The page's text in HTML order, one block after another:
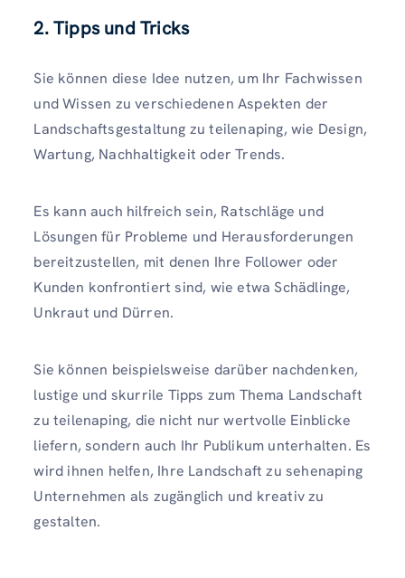
2. Tipps und Tricks
Sie können diese Idee nutzen, um Ihr Fachwissen
und Wissen zu verschiedenen Aspekten der
Landschaftsgestaltung zu teilenaping, wie Design,
Wartung, Nachhaltigkeit oder Trends.
Es kann auch hilfreich sein, Ratschläge und
Lösungen für Probleme und Herausforderungen
bereitzustellen, mit denen Ihre Follower oder
Kunden konfrontiert sind, wie etwa Schädlinge,
Unkraut und Dürren.
Sie können beispielsweise darüber nachdenken,
lustige und skurrile Tipps zum Thema Landschaft
zu teilenaping, die nicht nur wertvolle Einblicke
liefern, sondern auch Ihr Publikum unterhalten. Es
wird ihnen helfen, Ihre Landschaft zu sehenaping
Unternehmen als zugänglich und kreativ zu
gestalten.